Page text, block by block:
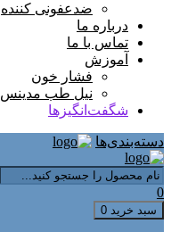
ضدعفونی کننده
درباره ما
تماس با ما
آموزش
فشار خون
نیل طب مدینس
شگفت‌انگیزها
دسته‌بندی‌ها
0
سبد خرید 0